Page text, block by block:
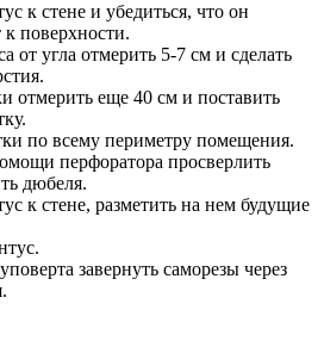
к стене и убедиться, что он
к поверхности.
от угла отмерить 5-7 см и сделать
отмерить еще 40 см и поставить
по всему периметру помещения.
перфоратора просверлить
дюбеля.
к стене, разметить на нем будущие
завернуть саморезы через